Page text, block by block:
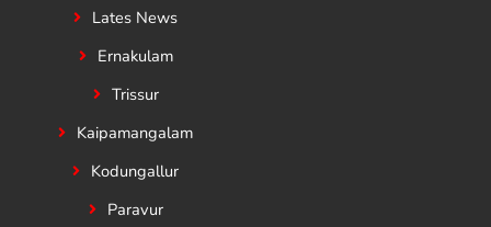
Lates News
Ernakulam
Trissur
Kaipamangalam
Kodungallur
Paravur